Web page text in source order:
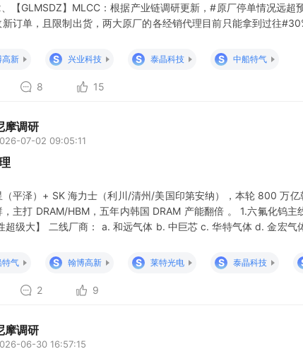
【GLMSDZ】MLCC：根据产业链调研更新，#原厂停单情况远超
订单，且限制出货，两大原厂的各经销代理目前只能拿到过往
因素、把握核心产业趋势、买在分歧时！ 风险提示：产品涨价不及预
高新 S 兴业科技 S 泰晶科技 S 中船特气
8 15
摩调研
07-02 09:05:11
（平泽）+ SK 海力士（利川/清州/美国印第安纳），本轮 800 万
主打 DRAM/HBM，五年内韩国 DRAM 产能翻倍 。 1.六氟化钨
超级大】 二线厂商： a. 和远气体 b. 中巨芯 c. 华特气体 d. 金宏气
MLCC涨价细节确认
特气 S 翰博高新 S 莱特光电 S 泰晶科技
2 9
摩调研
06-30 16:57:15